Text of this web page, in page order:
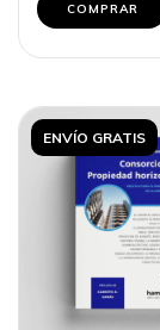
COMPRAR
ENVÍO GRATIS